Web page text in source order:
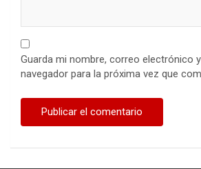
Guarda mi nombre, correo electrónico
navegador para la próxima vez que